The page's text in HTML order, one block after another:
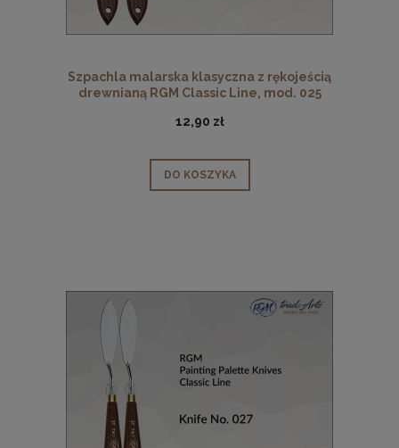
Szpachla malarska klasyczna z rękojeścią
drewnianą RGM Classic Line, mod. 025
12,90 zł
DO KOSZYKA